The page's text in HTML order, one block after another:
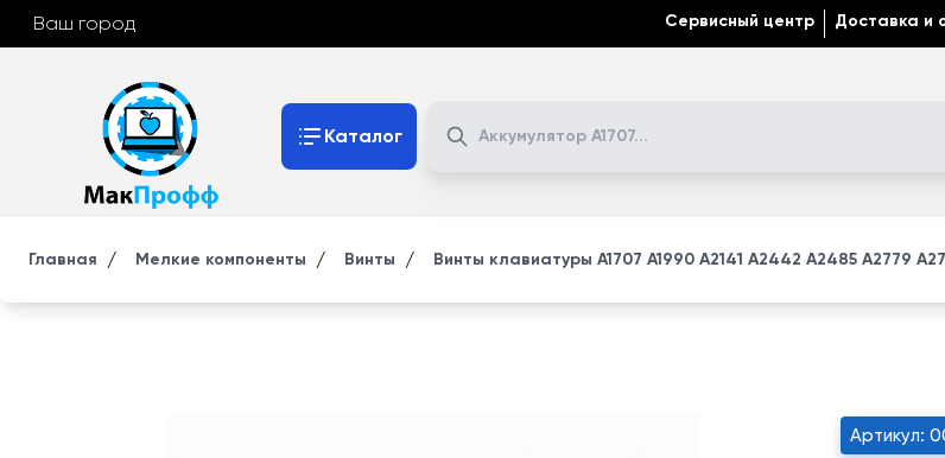
Ваш город Сервисный центр Доставка и
Каталог
Главная / Мелкие компоненты / Винты / Винты клавиатуры A1707 A1990 A2141 A2442 A2485 A2779
Артикул: